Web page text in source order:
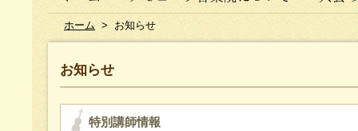
ホーム > お知らせ
お知らせ
特別講師情報